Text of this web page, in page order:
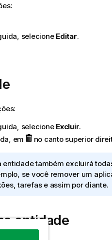
selecione Editar.
selecione Excluir.
em
no canto superior
também excluirá
se você remover um
tarefas e assim por diante.
entidade